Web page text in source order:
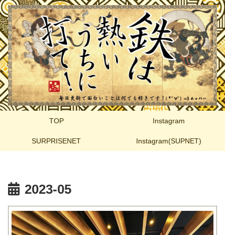
TOP Instagram
SURPRISENET Instagram(SUPNET)
2023-05